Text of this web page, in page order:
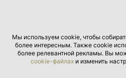
Мы используем cookie, чтобы
более интересным. Также cookie
более релевантной рекламы. Вы
cookie-файлах и изменить